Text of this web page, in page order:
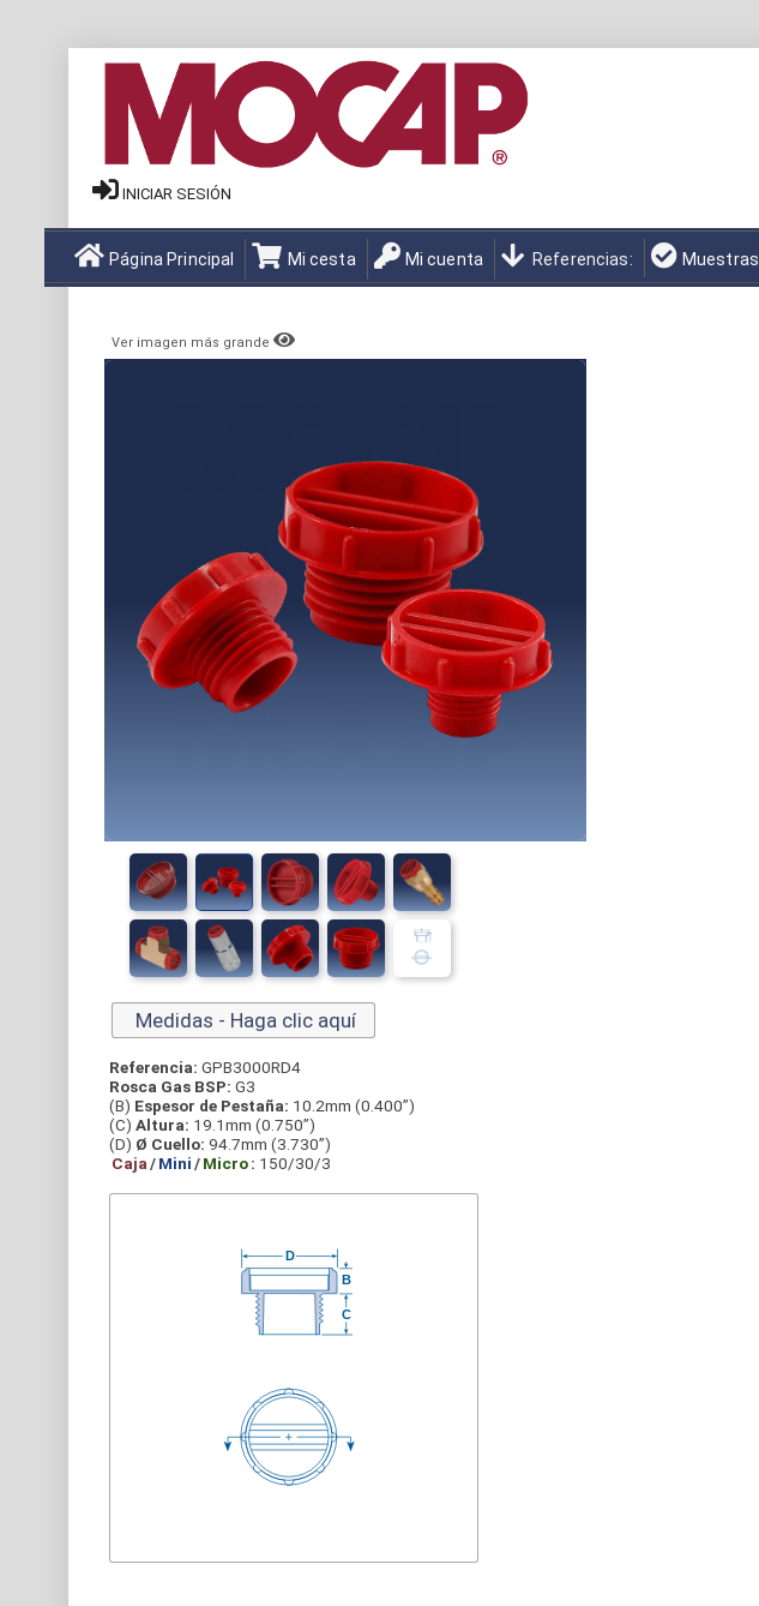
INICIAR SESIÓN
Página Principal Mi cesta Mi cuenta Referencias: Muestras
Ver imagen más grande
Medidas - Haga clic aquí
Referencia: GPB3000RD4
Rosca Gas BSP: G3
(B) Espesor de Pestaña: 10.2mm (0.400”)
(C) Altura: 19.1mm (0.750”)
(D) Ø Cuello: 94.7mm (3.730”)
Caja/Mini/Micro: 150/30/3